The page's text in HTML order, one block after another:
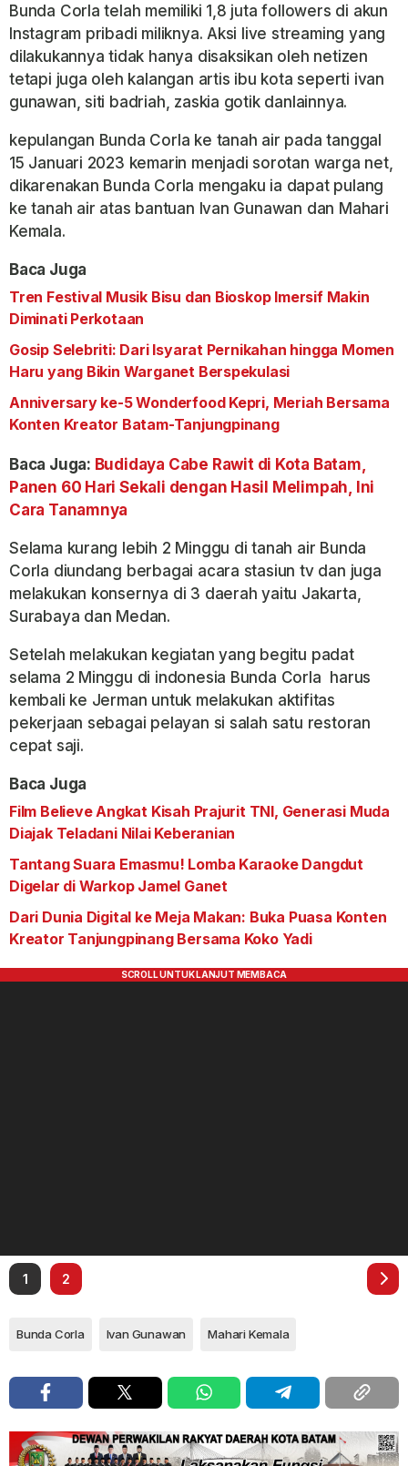
Bunda Corla telah memiliki 1,8 juta followers di akun
Instagram pribadi miliknya. Aksi live streaming yang
dilakukannya tidak hanya disaksikan oleh netizen
tetapi juga oleh kalangan artis ibu kota seperti ivan
gunawan, siti badriah, zaskia gotik danlainnya.
kepulangan Bunda Corla ke tanah air pada tanggal
15 Januari 2023 kemarin menjadi sorotan warga net,
dikarenakan Bunda Corla mengaku ia dapat pulang
ke tanah air atas bantuan Ivan Gunawan dan Mahari
Kemala.
Baca Juga
Tren Festival Musik Bisu dan Bioskop Imersif Makin
Diminati Perkotaan
Gosip Selebriti: Dari Isyarat Pernikahan hingga Momen
Haru yang Bikin Warganet Berspekulasi
Anniversary ke-5 Wonderfood Kepri, Meriah Bersama
Konten Kreator Batam-Tanjungpinang
Baca Juga: Budidaya Cabe Rawit di Kota Batam,
Panen 60 Hari Sekali dengan Hasil Melimpah, Ini
Cara Tanamnya
Selama kurang lebih 2 Minggu di tanah air Bunda
Corla diundang berbagai acara stasiun tv dan juga
melakukan konsernya di 3 daerah yaitu Jakarta,
Surabaya dan Medan.
Setelah melakukan kegiatan yang begitu padat
selama 2 Minggu di indonesia Bunda Corla harus
kembali ke Jerman untuk melakukan aktifitas
pekerjaan sebagai pelayan si salah satu restoran
cepat saji.
Baca Juga
Film Believe Angkat Kisah Prajurit TNI, Generasi Muda
Diajak Teladani Nilai Keberanian
Tantang Suara Emasmu! Lomba Karaoke Dangdut
Digelar di Warkop Jamel Ganet
Dari Dunia Digital ke Meja Makan: Buka Puasa Konten
Kreator Tanjungpinang Bersama Koko Yadi
1 2
Bunda Corla Ivan Gunawan Mahari Kemala